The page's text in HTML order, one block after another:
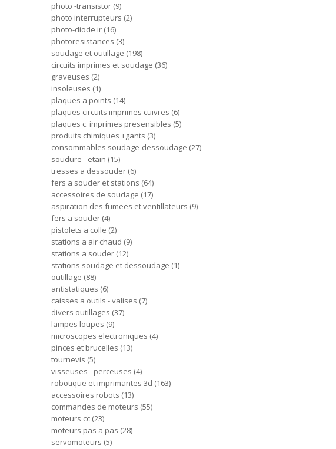
photo -transistor 9
photo interrupteurs 2
photo-diode ir 16
photoresistances 3
soudage et outillage 198
circuits imprimes et soudage 36
graveuses 2
insoleuses 1
plaques a points 14
plaques circuits imprimes cuivres 6
plaques c. imprimes presensibles 5
produits chimiques +gants 3
consommables soudage-dessoudage 27
soudure - etain 15
tresses a dessouder 6
fers a souder et stations 64
accessoires de soudage 17
aspiration des fumees et ventillateurs 9
fers a souder 4
pistolets a colle 2
stations a air chaud 9
stations a souder 12
stations soudage et dessoudage 1
outillage 88
antistatiques 6
caisses a outils - valises 7
divers outillages 37
lampes loupes 9
microscopes electroniques 4
pinces et brucelles 13
tournevis 5
visseuses - perceuses 4
robotique et imprimantes 3d 163
accessoires robots 13
commandes de moteurs 55
moteurs cc 23
moteurs pas a pas 28
servomoteurs 5